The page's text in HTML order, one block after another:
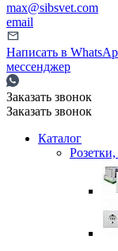
max@sibsvet.com
email
Написать в
мессенджер
Заказать звонок
Заказать звонок
Каталог